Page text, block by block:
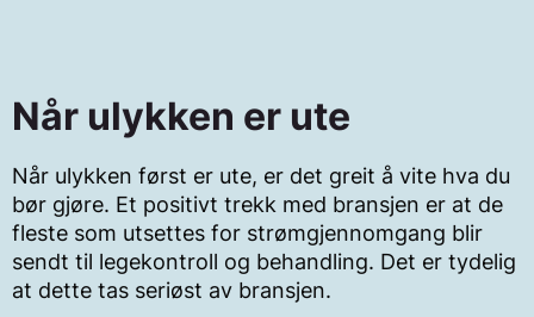
skader, alvorlige skader eller dødsfall. Mange av
de som utsettes for strømulykker får senskader
som psykiske plager, nerveskader eller muskel- og
skjelettlidelser. Slike symptomer og skader kan
utvikle seg over tid, gjerne uker, måneder eller år
etter ulykken. Det er derfor viktig at alle som har
vært utsatt for en strømulykke oppsøker
helsevesenet; både av medisinske, og trygde- og
Når ulykken er ute
Når ulykken først er ute, er det greit å vite hva du
bør gjøre. Et positivt trekk med bransjen er at de
fleste som utsettes for strømgjennomgang blir
sendt til legekontroll og behandling. Det er tydelig
at dette tas seriøst av bransjen.